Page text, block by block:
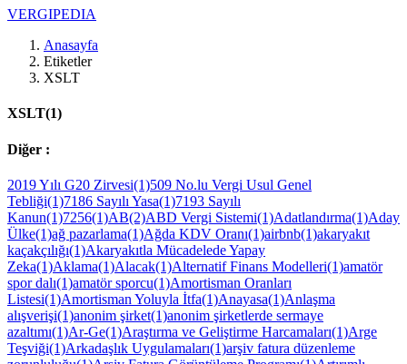
VERGIPEDIA
Anasayfa
Etiketler
XSLT
XSLT(1)
Diğer :
2019 Yılı G20 Zirvesi(1)509 No.lu Vergi Usul Genel
Tebliği(1)7186 Sayılı Yasa(1)7193 Sayılı
Kanun(1)7256(1)AB(2)ABD Vergi Sistemi(1)Adatlandırma(1)Aday
Ülke(1)ağ pazarlama(1)Ağda KDV Oranı(1)airbnb(1)akaryakıt
kaçakçılığı(1)Akaryakıtla Mücadelede Yapay
Zeka(1)Aklama(1)Alacak(1)Alternatif Finans Modelleri(1)amatör
spor dalı(1)amatör sporcu(1)Amortisman Oranları
Listesi(1)Amortisman Yoluyla İtfa(1)Anayasa(1)Anlaşma
alışverişi(1)anonim şirket(1)anonim şirketlerde sermaye
azaltımı(1)Ar-Ge(1)Araştırma ve Geliştirme Harcamaları(1)Arge
Teşviği(1)Arkadaşlık Uygulamaları(1)arşiv fatura düzenleme